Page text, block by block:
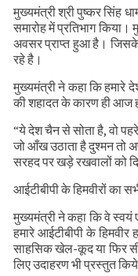
मुख्यमंत्री श्री पुष्कर सिंह
समारोह में प्रतिभाग किया।
अवसर प्राप्त हुआ है। जिसके
रहे है।
मुख्यमंत्री ने कहा कि हमारे
की शहादत के कारण ही आज
“ये देश चैन से सोता है, वो
जो आँख उठाता है दुश्मन तो
सरहद पर खड़े रखवालों को
आईटीबीपी के हिमवीरों का
मुख्यमंत्री ने कहा कि वे स्वयं
हमारे आईटीबीपी के
साहसिक खेल-कूद या फिर
लिए उदाहरण भी प्रस्तुत